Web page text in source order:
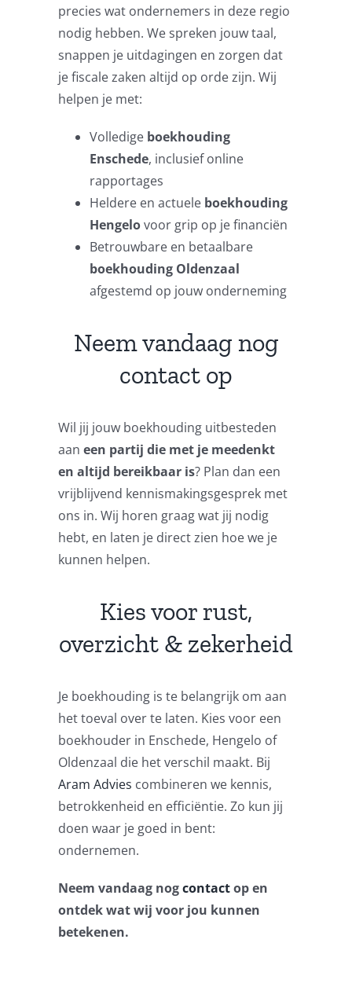
precies wat ondernemers in deze regio
nodig hebben. We spreken jouw taal,
snappen je uitdagingen en zorgen dat
je fiscale zaken altijd op orde zijn. Wij
helpen je met:
Volledige boekhouding
Enschede, inclusief online
rapportages
Heldere en actuele boekhouding
Hengelovoor grip op je financiën
Betrouwbare en betaalbare
boekhouding Oldenzaal
afgestemd op jouw onderneming
Neem vandaag nog
contact op
Wil jij jouw boekhouding uitbesteden
aaneen partij die met je meedenkt
en altijd bereikbaar is? Plan dan een
vrijblijvend kennismakingsgesprek met
ons in. Wij horen graag wat jij nodig
hebt, en laten je direct zien hoe we je
kunnen helpen.
Kies voor rust,
overzicht & zekerheid
Je boekhouding is te belangrijk om aan
het toeval over te laten. Kies voor een
boekhouder in Enschede, Hengelo of
Oldenzaal die het verschil maakt. Bij
Aram Advies combineren we kennis,
betrokkenheid en efficiëntie. Zo kun jij
doen waar je goed in bent:
ondernemen.
Neem vandaag nogcontactop en
ontdek wat wij voor jou kunnen
betekenen.